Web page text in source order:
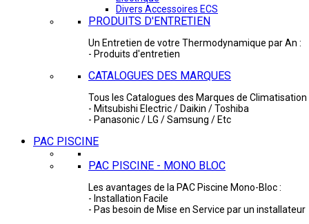
Divers Accessoires ECS
PRODUITS D'ENTRETIEN
Un Entretien de votre Thermodynamique par An :
- Produits d'entretien
CATALOGUES DES MARQUES
Tous les Catalogues des Marques de Climatisation
- Mitsubishi Electric / Daikin / Toshiba
- Panasonic / LG / Samsung / Etc
PAC PISCINE
PAC PISCINE - MONO BLOC
Les avantages de la PAC Piscine Mono-Bloc :
- Installation Facile
- Pas besoin de Mise en Service par un installateur